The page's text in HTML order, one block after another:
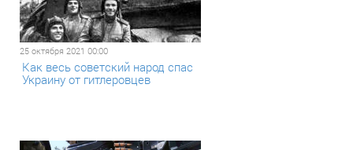
25 октября 2021 00:00
​Как весь советский народ спас
Украину от гитлеровцев